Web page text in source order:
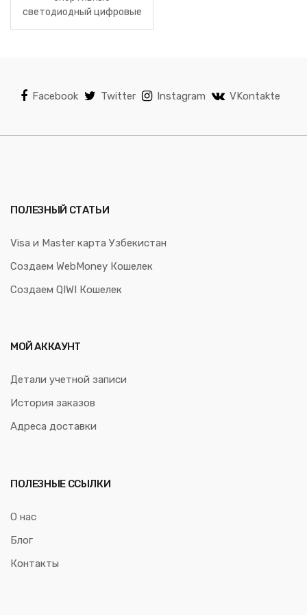
светодиодный цифровые
часы
Facebook Twitter Instagram VKontakte
ПОЛЕЗНЫЙ СТАТЬИ
Visa и Master карта Узбекистан
Создаем WebMoney Кошелек
Создаем QIWI Кошелек
МОЙ АККАУНТ
Детали учетной записи
История заказов
Адреса доставки
ПОЛЕЗНЫЕ ССЫЛКИ
О нас
Блог
Контакты